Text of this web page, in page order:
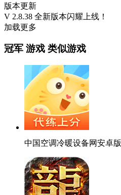
版本更新
V 2.8.38 全新版本闪耀上线！
加载更多
冠军 游戏 类似游戏
中国空调冷暖设备网安卓版